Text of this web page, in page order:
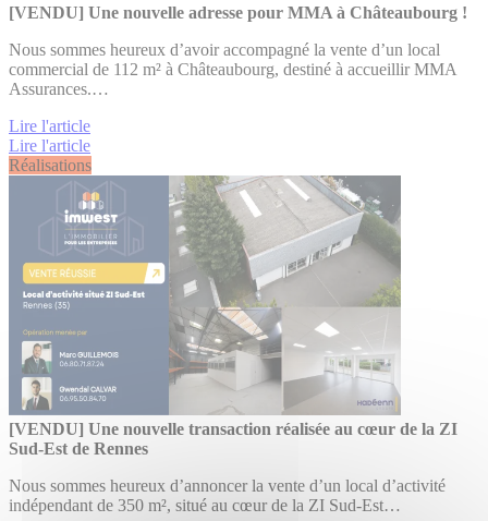
[VENDU] Une nouvelle adresse pour MMA à Châteaubourg !
Nous sommes heureux d’avoir accompagné la vente d’un local
commercial de 112 m² à Châteaubourg, destiné à accueillir MMA
Assurances.…
Lire l'article
Lire l'article
Réalisations
[VENDU] Une nouvelle transaction réalisée au cœur de la ZI
Sud-Est de Rennes
Nous sommes heureux d’annoncer la vente d’un local d’activité
indépendant de 350 m², situé au cœur de la ZI Sud-Est…